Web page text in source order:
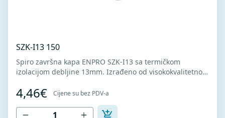
SZK-I13 150
Spiro završna kapa ENPRO SZK-I13 sa termičkom
izolacijom debljine 13mm. Izrađeno od visokokvalitetnog
U skladu sa standardima MEST EN 1506 I MEST EN
12237.
4,46€ Cijene su bez PDV-a